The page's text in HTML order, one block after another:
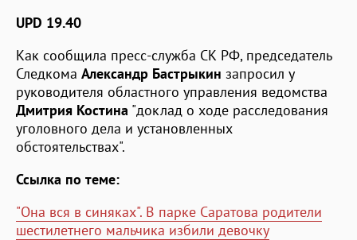
UPD 19.40
Как сообщила пресс-служба СК РФ, председатель
Следкома Александр Бастрыкин запросил у
руководителя областного управления ведомства
Дмитрия Костина "доклад о ходе расследования
уголовного дела и установленных
обстоятельствах".
Ссылка по теме:
"Она вся в синяках". В парке Саратова родители
шестилетнего мальчика избили девочку